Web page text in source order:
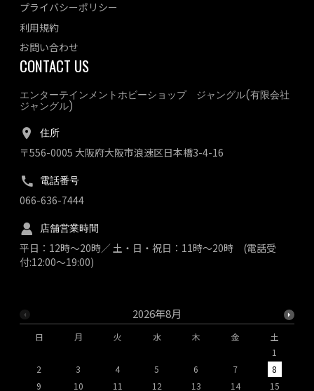
2026年8月
日 月 火 水 木 金
土
1
2
3 4 5 6 7
8
9
10 11 12 13 14 15
プライバシーポリシー
利用規約
お問い合わせ
CONTACT US
エンターテインメントホビーショップ ジャングル(有限会社
ジャングル)
住所
〒556-0005 大阪府大阪市浪速区日本橋3-4-16
電話番号
066-636-7444
店舗営業時間
平日：12時～20時／ 土・日・祝日：11時～20時 (電話受
付:12:00～19:00)